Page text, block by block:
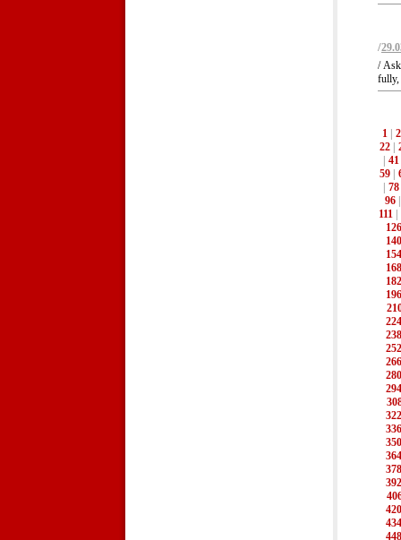
/
/
fully,
1
2
22|
41
59|
78
96
111|
126
140
154
168
182
196
224
238
252
266
280
294
322
336
350
364
378
392
420
434
448